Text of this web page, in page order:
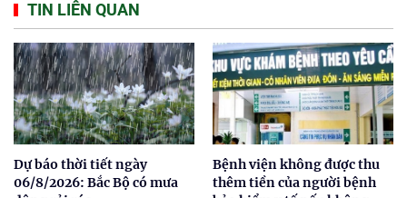
TIN LIÊN QUAN
Dự báo thời tiết ngày
06/8/2026: Bắc Bộ có mưa
Bệnh viện không được thu
thêm tiền của người bệnh